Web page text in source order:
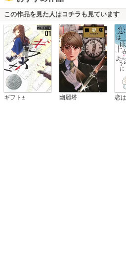
この作品を見た人はコチラも見ています
ギフト± 幽麗塔